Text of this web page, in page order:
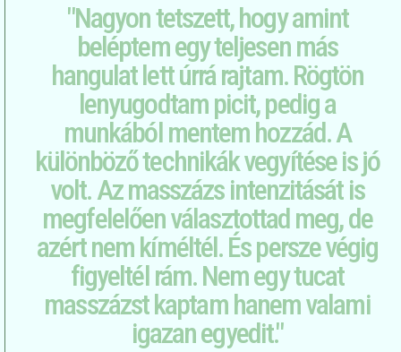
"Nagyon tetszett, hogy amint
beléptem egy teljesen más
hangulat lett úrrá rajtam. Rögtön
lenyugodtam picit, pedig a
munkából mentem hozzád. A
különböző technikák vegyítése is jó
volt. Az masszázs intenzitását is
megfelelően választottad meg, de
azért nem kíméltél. És persze végig
figyeltél rám. Nem egy tucat
masszázst kaptam hanem valami
igazan egyedit."